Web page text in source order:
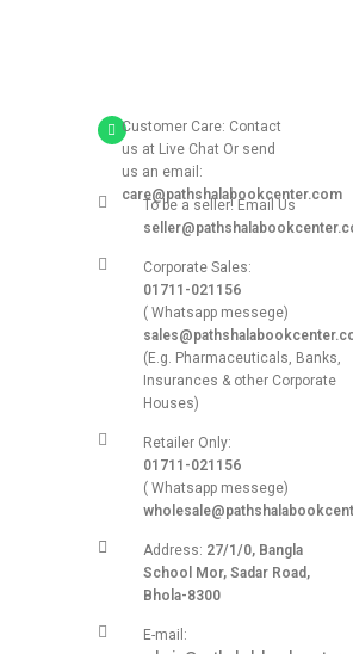
Customer Care: Contact
us at Live Chat Or send
us an email:
care@pathshalabookcenter.com
To be a seller! Email Us
Corporate Sales:
01711-021156
( Whatsapp messege)
(E.g. Pharmaceuticals, Banks,
Insurances & other Corporate
Houses)
Retailer Only:
01711-021156
( Whatsapp messege)
Address: 27/1/0, Bangla
School Mor, Sadar Road,
Bhola-8300
E-mail: